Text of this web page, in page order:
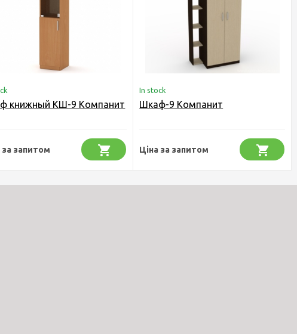
книжный КШ-9 Компанит
за запитом
In stock
Шкаф-9 Компанит
Ціна за запитом